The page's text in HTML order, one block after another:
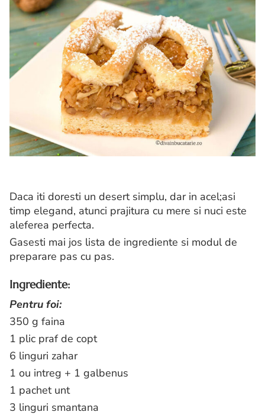
Daca iti doresti un desert simplu, dar in acel;asi
timp elegand, atunci prajitura cu mere si nuci este
aleferea perfecta.
Gasesti mai jos lista de ingrediente si modul de
preparare pas cu pas.
Ingrediente:
Pentru foi:
350 g faina
1 plic praf de copt
6 linguri zahar
1 ou intreg + 1 galbenus
1 pachet unt
3 linguri smantana